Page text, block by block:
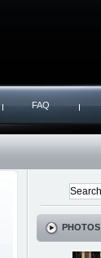
FAQ
PHOTOS